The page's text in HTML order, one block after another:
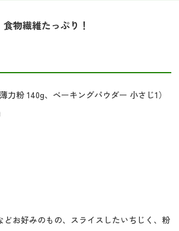
食物繊維たっぷり！
力粉 140g、ベーキングパウダー 小さじ1）
どお好みのもの、スライスしたいちじく、粉